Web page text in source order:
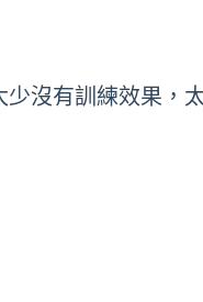
沒有訓練效果，